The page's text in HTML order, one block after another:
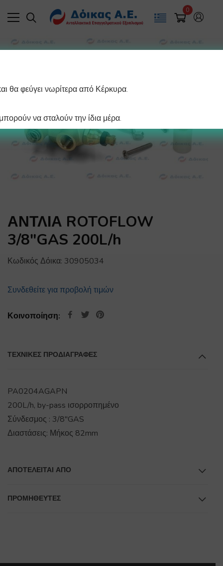
0
ΑΝΤΛΙΑ ROTOFLOW
3/8″GAS 200L/h
Κωδικός Δόικα: 30905034
Συνδεθείτε για προβολή τιμών
Κοινοποίηση:
ΤΕΧΝΙΚΕΣ ΠΡΟΔΙΑΓΡΑΦΕΣ
PA0204AGAPN
200L/h, by-pass ισορροπημένο
Σύνδεσμος : 3/8"GAS
Διαστάσεις: Μήκος 82mm
ΑΠΟΤΕΛΕΊΤΑΙ ΑΠΌ
ΠΡΟΜΗΘΕΥΤΕΣ
θα φεύγει νωρίτερα από Κέρκυρα.
να σταλούν την ίδια μέρα.